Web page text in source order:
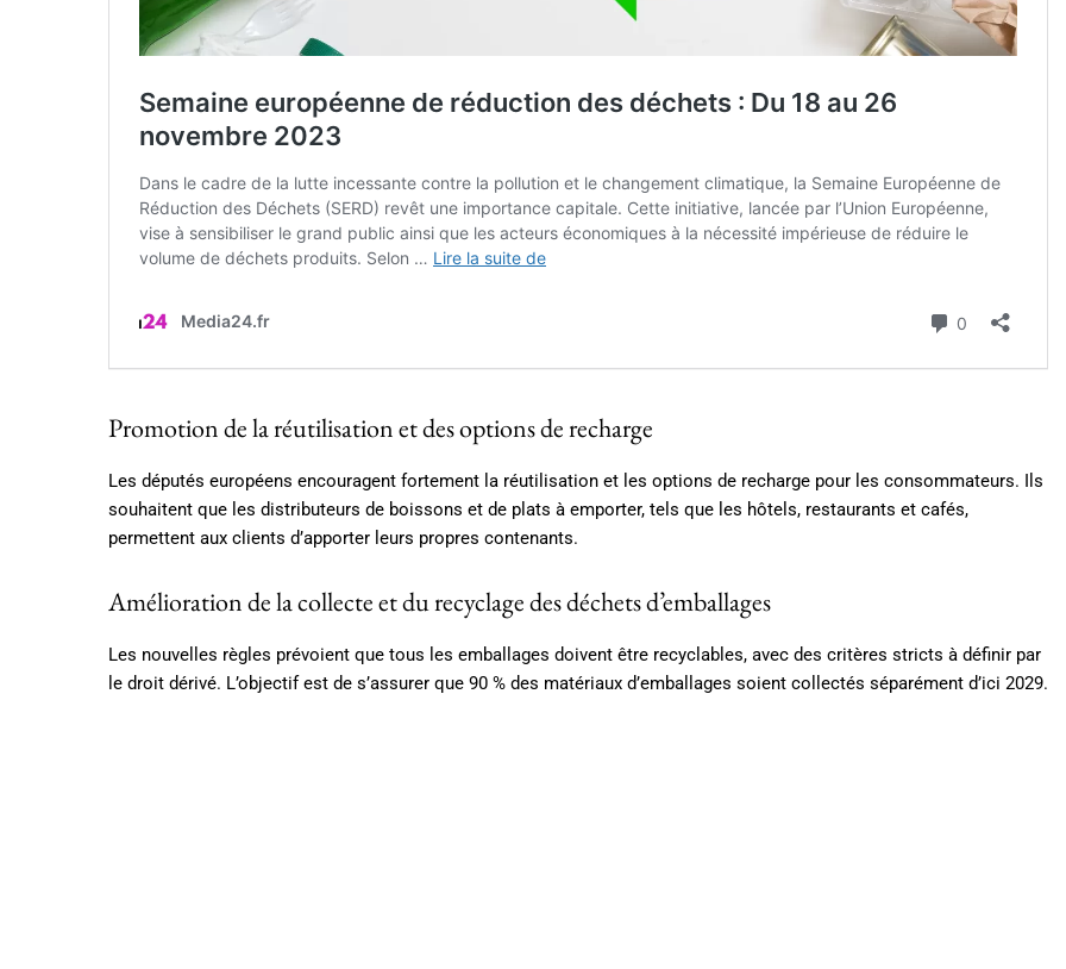
Promotion de la réutilisation et des options de recharge
Les députés européens encouragent fortement la réutilisation et les options de recharge pour les consommateurs. Ils
souhaitent que les distributeurs de boissons et de plats à emporter, tels que les hôtels, restaurants et cafés,
permettent aux clients d’apporter leurs propres contenants.
Amélioration de la collecte et du recyclage des déchets d’emballages
Les nouvelles règles prévoient que tous les emballages doivent être recyclables, avec des critères stricts à définir par
le droit dérivé. L’objectif est de s’assurer que 90 % des matériaux d’emballages soient collectés séparément d’ici 2029.